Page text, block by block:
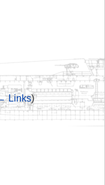
Links)